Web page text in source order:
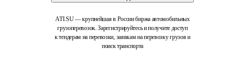
ATI.SU — крупнейшая в России биржа автомобильных
грузоперевозок. Зарегистрируйтесь и получите доступ
к тендерам на перевозки, заявкам на перевозку грузов и
поиск транспорта